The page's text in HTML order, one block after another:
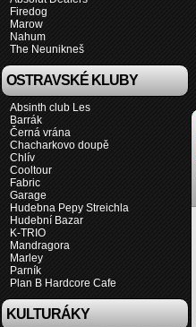
Firedog
Marow
Nahum
The Neunikneš
OSTRAVSKÉ KLUBY
Absinth club Les
Barrák
Černá vrána
Chacharkovo doupě
Chlív
Cooltour
Fabric
Garage
Hudebna Pepy Streichla
Hudební Bazar
K-TRIO
Mandragora
Marley
Parník
Plan B Hardcore Cafe
KULTURÁKY